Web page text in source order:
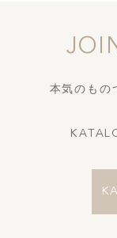
JOIN
本気のものづく